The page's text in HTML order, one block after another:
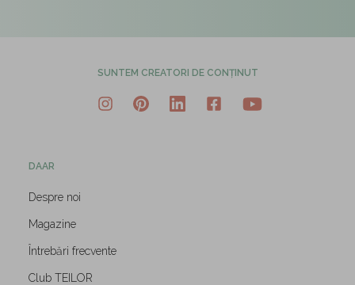
SUNTEM CREATORI DE CONȚINUT
DAAR
Despre noi
Magazine
Întrebări frecvente
Club TEILOR